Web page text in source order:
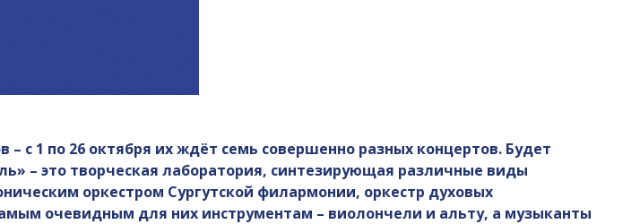
с 1 по 26 октября их ждёт семь совершенно разных концертов. Будет
– это творческая лаборатория, синтезирующая различные виды
оркестром Сургутской филармонии, оркестр духовых
очевидным для них инструментам – виолончели и альту, а музыканты